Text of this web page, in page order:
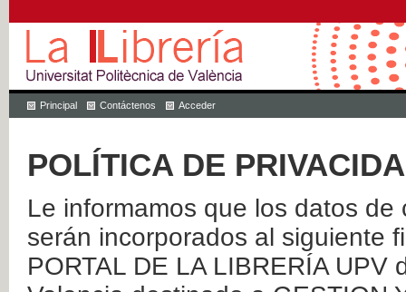
Principal Contáctenos Acceder
POLÍTICA DE
Le informamos que los datos
serán incorporados al siguiente
PORTAL DE LA LIBRERÍA